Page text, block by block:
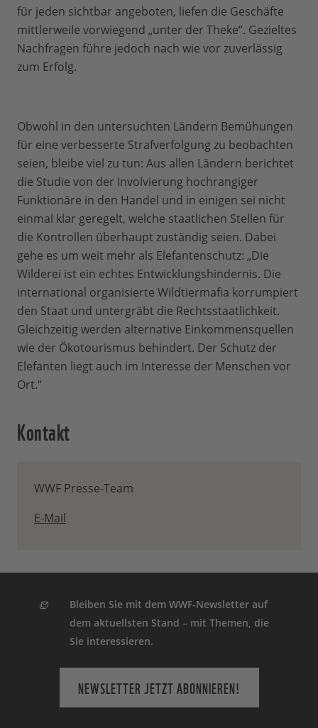
für jeden sichtbar angeboten, liefen die Geschäfte
mittlerweile vorwiegend „unter der Theke“. Gezieltes
Nachfragen führe jedoch nach wie vor zuverlässig
zum Erfolg.
Obwohl in den untersuchten Ländern Bemühungen
für eine verbesserte Strafverfolgung zu beobachten
seien, bleibe viel zu tun: Aus allen Ländern berichtet
die Studie von der Involvierung hochrangiger
Funktionäre in den Handel und in einigen sei nicht
einmal klar geregelt, welche staatlichen Stellen für
die Kontrollen überhaupt zuständig seien. Dabei
gehe es um weit mehr als Elefantenschutz: „Die
Wilderei ist ein echtes Entwicklungshindernis. Die
international organisierte Wildtiermafia korrumpiert
den Staat und untergräbt die Rechtsstaatlichkeit.
Gleichzeitig werden alternative Einkommensquellen
wie der Ökotourismus behindert. Der Schutz der
Elefanten liegt auch im Interesse der Menschen vor
Ort.“
Kontakt
WWF Presse-Team
E-Mail
Bleiben Sie mit dem WWF-Newsletter auf
dem aktuellsten Stand – mit Themen, die
Sie interessieren.
NEWSLETTER JETZT ABONNIEREN!